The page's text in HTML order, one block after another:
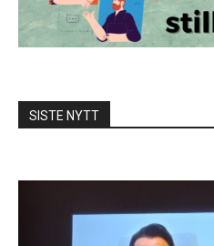
SISTE NYTT